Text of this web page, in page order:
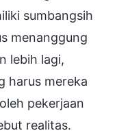
sumbangsih
menanggung
lebih lagi,
harus mereka
pekerjaan
realitas.